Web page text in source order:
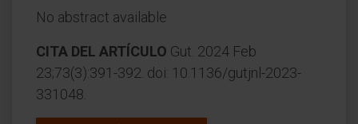
No abstract available
CITA DEL ARTÍCULO Gut. 2024 Feb
23;73(3):391-392. doi: 10.1136/gutjnl-2023-
331048.